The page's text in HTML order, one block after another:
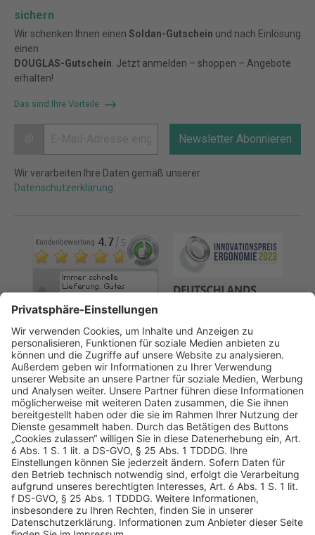
sichern
Wir schenken Ihnen einen Soldan-Gutschein und nach Einlösung
einen
DOUGLAS-Gutschein . Jetzt anmelden – shoppen – Angebote
erhalten!
Das sind Ihre Vorteile
Newsletter Abonnieren
Wir verarbeiten Ihre Daten gemäß unserer
Datenschutzerklärung
AGB Datenschutz
Impressum
Sicherheitshinweis
Compliance